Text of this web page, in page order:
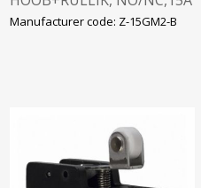
AC-1 230VAC, Omron
Manufacturer code: Z-15GM2-B